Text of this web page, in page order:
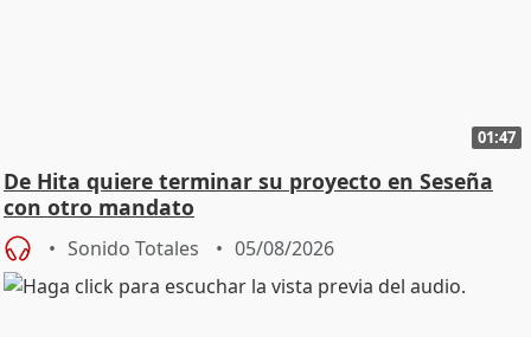
01:47
De Hita quiere terminar su proyecto en Seseña
con otro mandato
Sonido Totales 05/08/2026